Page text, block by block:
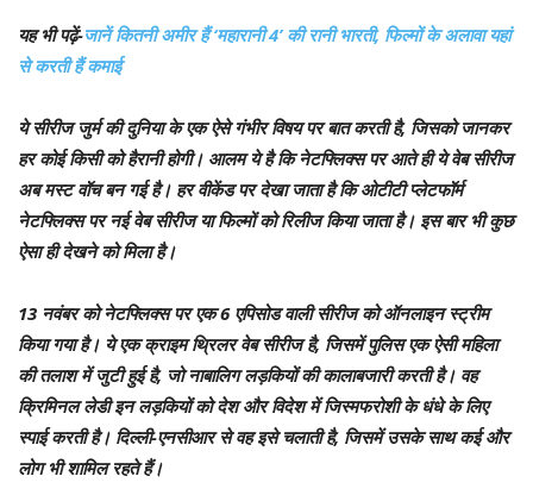
यह भी पढ़ें-जानें कितनी अमीर हैं ‘महारानी 4’ की रानी भारती, फिल्मों के अलावा यहां
से करती हैं कमाई
ये सीरीज जुर्म की दुनिया के एक ऐसे गंभीर विषय पर बात करती है, जिसको जानकर
हर कोई किसी को हैरानी होगी। आलम ये है कि नेटफ्लिक्स पर आते ही ये वेब सीरीज
अब मस्ट वॉच बन गई है। हर वीकेंड पर देखा जाता है कि ओटीटी प्लेटफॉर्म
नेटफ्लिक्स पर नई वेब सीरीज या फिल्मों को रिलीज किया जाता है। इस बार भी कुछ
ऐसा ही देखने को मिला है।
13 नवंबर को नेटफ्लिक्स पर एक 6 एपिसोड वाली सीरीज को ऑनलाइन स्ट्रीम
किया गया है। ये एक क्राइम थ्रिलर वेब सीरीज है, जिसमें पुलिस एक ऐसी महिला
की तलाश में जुटी हुई है, जो नाबालिग लड़कियों की कालाबजारी करती है। वह
क्रिमिनल लेडी इन लड़कियों को देश और विदेश में जिस्मफरोशी के धंधे के लिए
स्पाई करती है। दिल्ली-एनसीआर से वह इसे चलाती है, जिसमें उसके साथ कई और
लोग भी शामिल रहते हैं।